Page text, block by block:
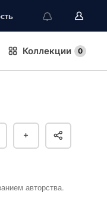
Коллекции 0
авторства.